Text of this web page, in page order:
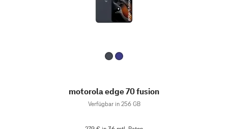
motorola edge 70 fusion
Verfügbar in 256 GB